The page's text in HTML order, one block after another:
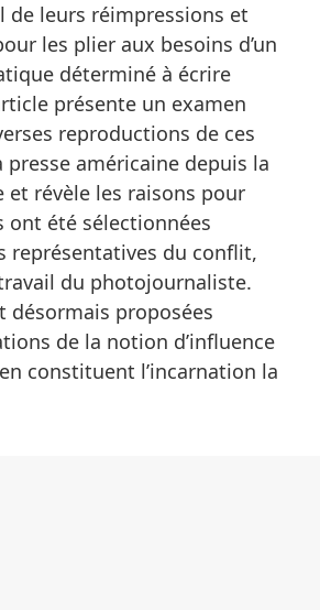
de leurs réimpressions et
les plier aux besoins d’un
déterminé à écrire
présente un examen
reproductions de ces
presse américaine depuis la
et révèle les raisons pour
ont été sélectionnées
représentatives du conflit,
du photojournaliste.
désormais proposées
de la notion d’influence
constituent l’incarnation la